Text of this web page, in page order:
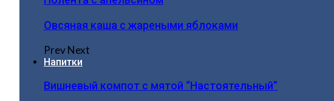
Овсяная каша с жареными яблоками
PrevNext
Напитки
Вишневый компот с мятой “Настоятельный”